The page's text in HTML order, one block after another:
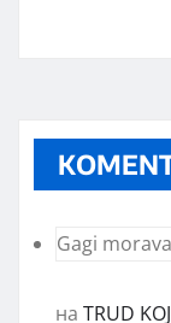
Gagi
на TRUD